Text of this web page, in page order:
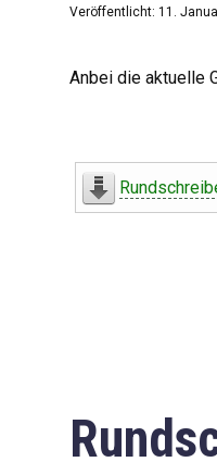
Veröffentlicht: 11.
Anbei die aktuelle